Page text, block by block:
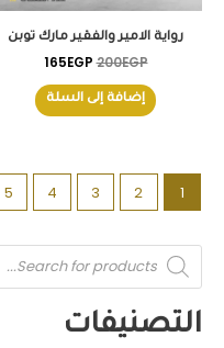
P
d
u
tالتصنيفات
رواية الامير والفقير مارك توبن
200EGP
165EGP
إضافة إلى السلة
1
2
3
4
5